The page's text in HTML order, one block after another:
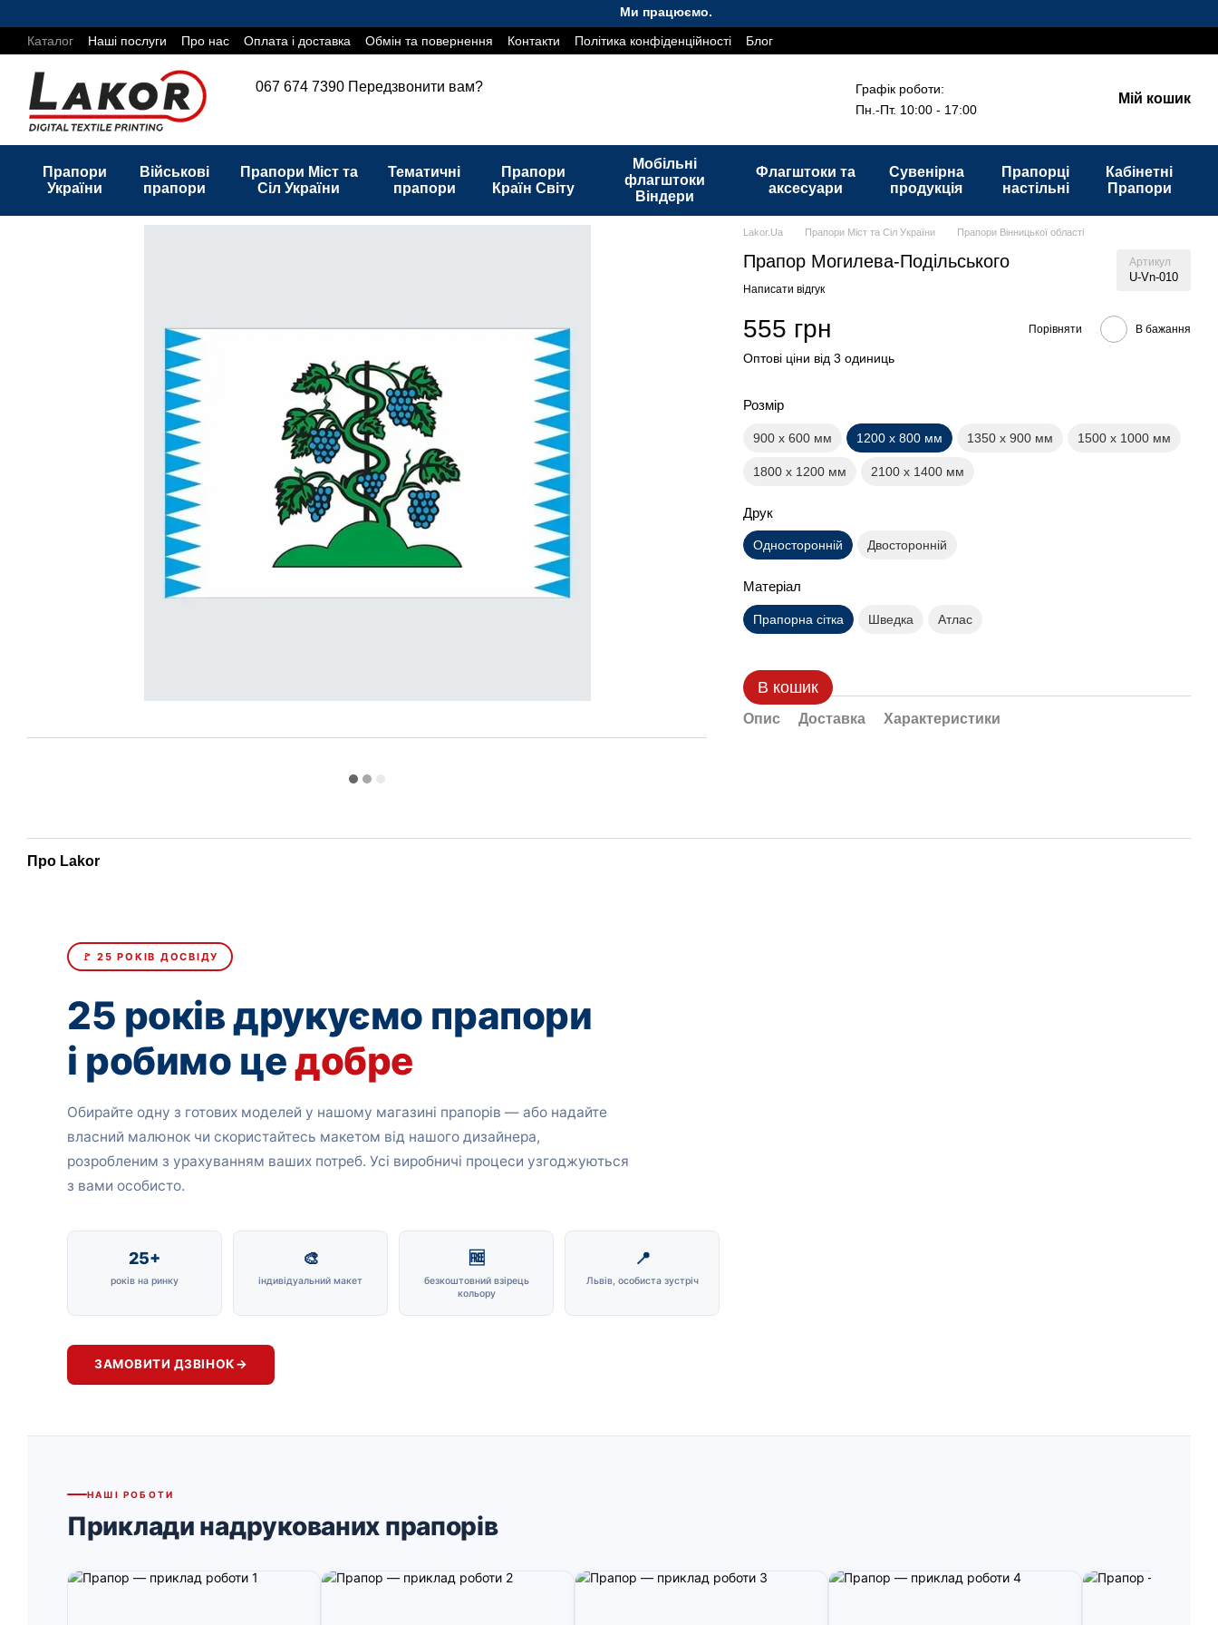
Ми працюємо. Все буде Україна!
Каталог
Наші послуги Про нас Оплата і доставка Обмін та повернення Контакти Політика конфіденційності Блог
067 674 7390 Передзвонити вам?
Графік роботи:
Пн.-Пт. 10:00 - 17:00
Мій кошик
Прапори
України
Військові
прапори
Прапори Міст та
Сіл України
Тематичні
прапори
Прапори
Країн Світу
Мобільні
флагштоки
Віндери
Флагштоки та
аксесуари
Сувенірна
продукція
Прапорці
настільні
Кабінетні
Прапори
Lakor.Ua Прапори Міст та Сіл України Прапори Вінницької області
Прапор Могилева-Подільського Артикул
U-Vn-010
Написати відгук
555 грн Порівняти В бажання
Оптові ціни від 3 одиниць
Розмір
900 х 600 мм 1200 х 800 мм 1350 х 900 мм 1500 х 1000 мм
1800 х 1200 мм 2100 х 1400 мм
Друк
Односторонній Двосторонній
Матеріал
Прапорна сітка Шведка Атлас
В кошик
Опис Доставка Характеристики
Про Lakor
🚩 25 РОКІВ ДОСВІДУ
25 років друкуємо прапори
і робимо цедобре
Обирайте одну з готових моделей у нашому магазині прапорів — або надайте
власний малюнок чи скористайтесь макетом від нашого дизайнера,
розробленим з урахуванням ваших потреб. Усі виробничі процеси узгоджуються
з вами особисто.
25+
років на ринку
🎨
індивідуальний макет
🆓
безкоштовний взірець
кольору
📍
Львів, особиста зустріч
ЗАМОВИТИ ДЗВІНОК→
НАШІ РОБОТИ
Приклади надрукованих прапорів